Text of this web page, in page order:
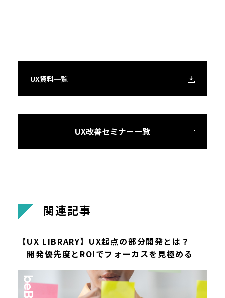
UX資料一覧
UX改善セミナー一覧
関連記事
【UX LIBRARY】UX起点の部分開発とは？
─開発優先度とROIでフォーカスを見極める